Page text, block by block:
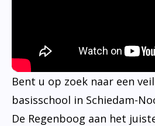
Bent u op zoek naar een
basisschool in Schiedam-
De Regenboog aan het